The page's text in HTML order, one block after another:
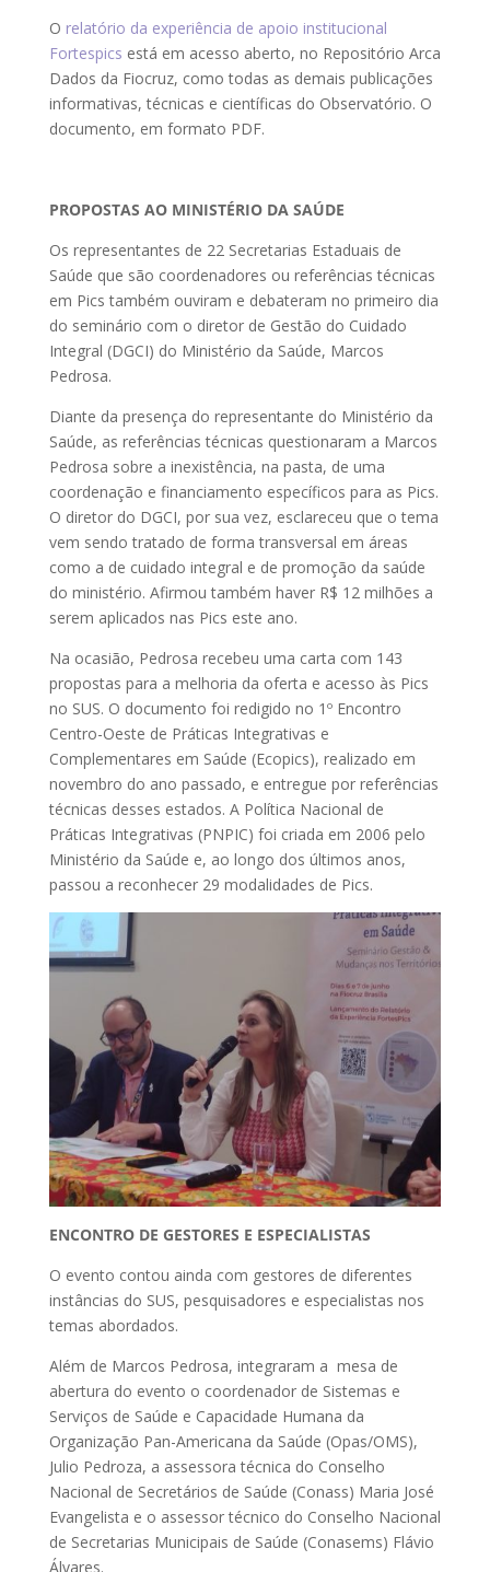
O relatório da experiência de apoio institucional
Fortespics está em acesso aberto, no Repositório Arca
Dados da Fiocruz, como todas as demais publicações
informativas, técnicas e científicas do Observatório. O
documento, em formato PDF.
PROPOSTAS AO MINISTÉRIO DA SAÚDE
Os representantes de 22 Secretarias Estaduais de
Saúde que são coordenadores ou referências técnicas
em Pics também ouviram e debateram no primeiro dia
do seminário com o diretor de Gestão do Cuidado
Integral (DGCI) do Ministério da Saúde, Marcos
Pedrosa.
Diante da presença do representante do Ministério da
Saúde, as referências técnicas questionaram a Marcos
Pedrosa sobre a inexistência, na pasta, de uma
coordenação e financiamento específicos para as Pics.
O diretor do DGCI, por sua vez, esclareceu que o tema
vem sendo tratado de forma transversal em áreas
como a de cuidado integral e de promoção da saúde
do ministério. Afirmou também haver R$ 12 milhões a
serem aplicados nas Pics este ano.
Na ocasião, Pedrosa recebeu uma carta com 143
propostas para a melhoria da oferta e acesso às Pics
no SUS. O documento foi redigido no 1º Encontro
Centro-Oeste de Práticas Integrativas e
Complementares em Saúde (Ecopics), realizado em
novembro do ano passado, e entregue por referências
técnicas desses estados. A Política Nacional de
Práticas Integrativas (PNPIC) foi criada em 2006 pelo
Ministério da Saúde e, ao longo dos últimos anos,
passou a reconhecer 29 modalidades de Pics.
ENCONTRO DE GESTORES E ESPECIALISTAS
O evento contou ainda com gestores de diferentes
instâncias do SUS, pesquisadores e especialistas nos
temas abordados.
Além de Marcos Pedrosa, integraram a mesa de
abertura do evento o coordenador de Sistemas e
Serviços de Saúde e Capacidade Humana da
Organização Pan-Americana da Saúde (Opas/OMS),
Julio Pedroza, a assessora técnica do Conselho
Nacional de Secretários de Saúde (Conass) Maria José
Evangelista e o assessor técnico do Conselho Nacional
de Secretarias Municipais de Saúde (Conasems) Flávio
Álvares.